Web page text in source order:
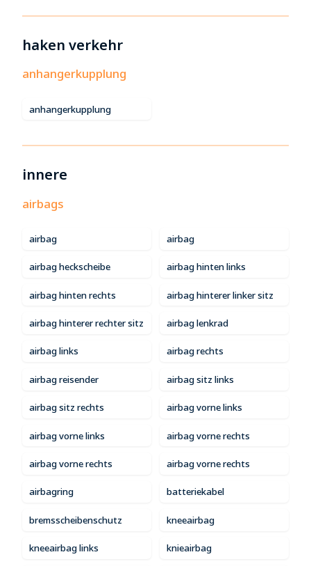
haken verkehr
anhangerkupplung
anhangerkupplung
innere
airbags
airbag airbag
airbag heckscheibe airbag hinten links
airbag hinten rechts airbag hinterer linker sitz
airbag hinterer rechter sitz airbag lenkrad
airbag links airbag rechts
airbag reisender airbag sitz links
airbag sitz rechts airbag vorne links
airbag vorne links airbag vorne rechts
airbag vorne rechts airbag vorne rechts
airbagring batteriekabel
bremsscheibenschutz kneeairbag
kneeairbag links knieairbag